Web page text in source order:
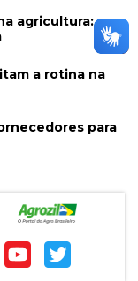
agricultura:
a rotina na
para